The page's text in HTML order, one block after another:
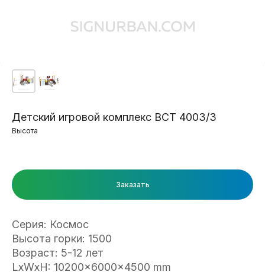
Детский игровой комплекс ВСТ 4003/3
Высота
Заказать
Серия: Космос
Высота горки: 1500
Возраст: 5-12 лет
LxWxH: 10200x6000x4500 mm